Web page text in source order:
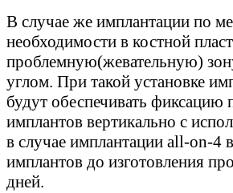
В случае же имплантации по
необходимости в костной
проблемную(жевательную)
углом. При такой установке
будут обеспечивать фиксацию
имплантов вертикально с
в случае имплантации all-on-4
имплантов до изготовления
дней.